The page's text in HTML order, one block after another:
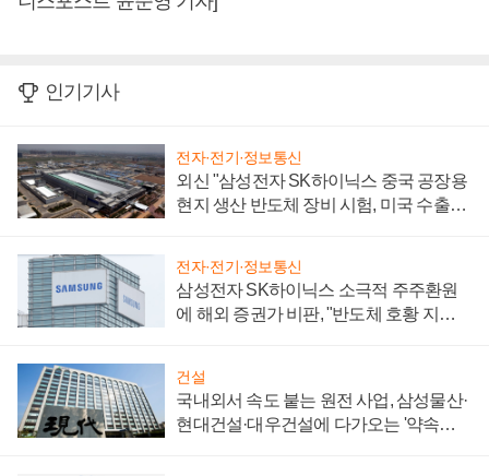
인기기사
전자·전기·정보통신
외신 "삼성전자 SK하이닉스 중국 공장용
현지 생산 반도체 장비 시험, 미국 수출통
전자·전기·정보통신
삼성전자 SK하이닉스 소극적 주주환원
에 해외 증권가 비판, "반도체 호황 지속
건설
국내외서 속도 붙는 원전 사업, 삼성물산·
현대건설·대우건설에 다가오는 '약속의